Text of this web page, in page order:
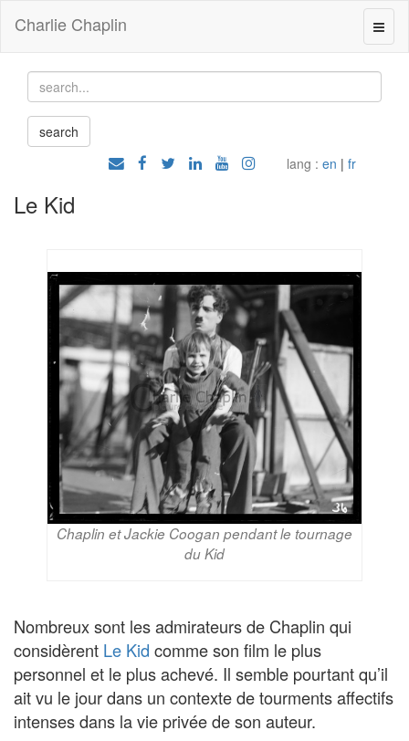
Charlie Chaplin
lang : en | fr
Le Kid
Chaplin et Jackie Coogan pendant le tournage
du Kid
Nombreux sont les admirateurs de Chaplin qui
considèrent Le Kid comme son film le plus
personnel et le plus achevé. Il semble pourtant qu’il
ait vu le jour dans un contexte de tourments affectifs
intenses dans la vie privée de son auteur.